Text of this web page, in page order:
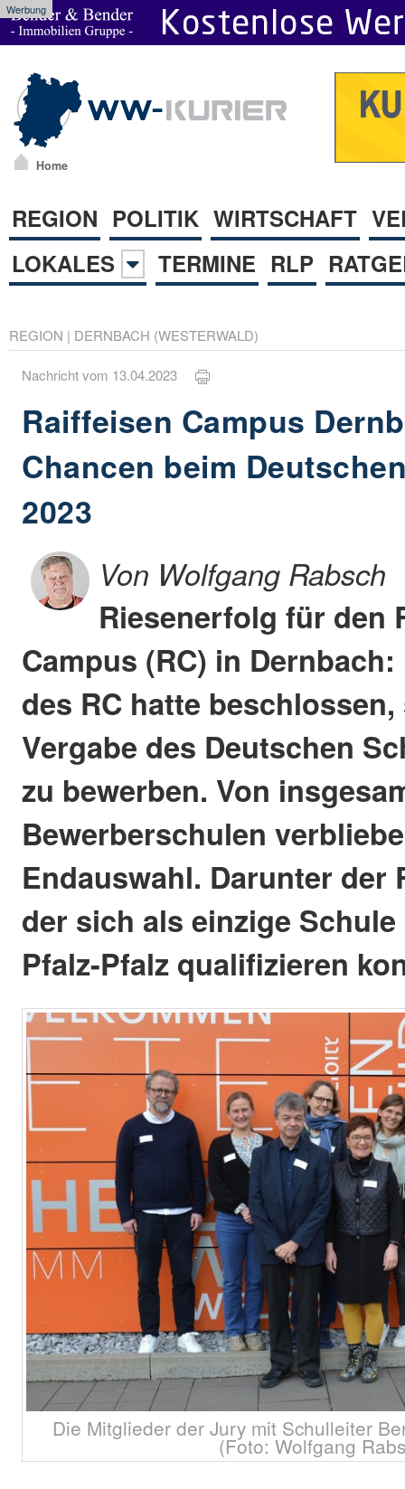
Werbung
Home
REGION POLITIK WIRTSCHAFT
LOKALES
TERMINE RLP
REGION | DERNBACH (WESTERWALD)
Nachricht vom 13.04.2023
Raiffeisen Campus
Chancen beim
2023
Von Wolfgang Rabsch
Riesenerfolg für den
Campus (RC) in
des RC hatte
Vergabe des Deutschen
zu bewerben. Von
Bewerberschulen
Endauswahl. Darunter der
der sich als einzige
Pfalz-Pfalz qualifizieren
Die Mitglieder der Jury mit Schulleiter
(Foto: Wolfgang